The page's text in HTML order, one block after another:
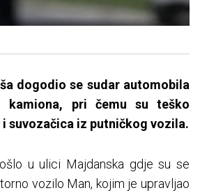
dogodio se sudar automobila
kamiona, pri čemu su teško
suvozačica iz putničkog vozila.
u ulici Majdanska gdje su se
vozilo Man, kojim je upravljao